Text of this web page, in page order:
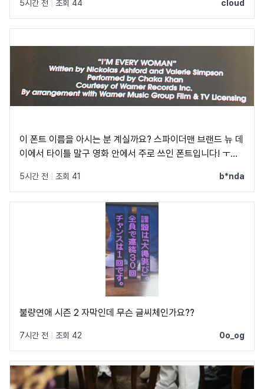
5시간 전 조회 44 cloud
이 폰트 이름을 아시는 분 계실까요? 스파이더맨 브랜드 뉴 데
이에서 타이틀 말구 영화 안에서 주로 쓰인 폰트입니다! ㅜㅜ
깝고 t가 유독 가로가 짧아서 예쁘더라구요
5시간 전 조회 41 b*nda
불량연애 시즌 2 자막인데 무슨 글씨체인가요??
7시간 전 조회 42 0o_og